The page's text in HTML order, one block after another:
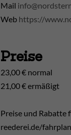
Mail
Web https://
Preise
23,00 € normal
21,00 € ermäßigt
Preise und
reederei.de/